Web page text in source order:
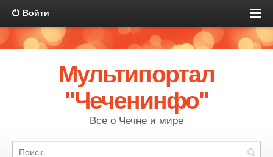
Войти
Мультипортал
"Чеченинфо"
Все о Чечне и мире